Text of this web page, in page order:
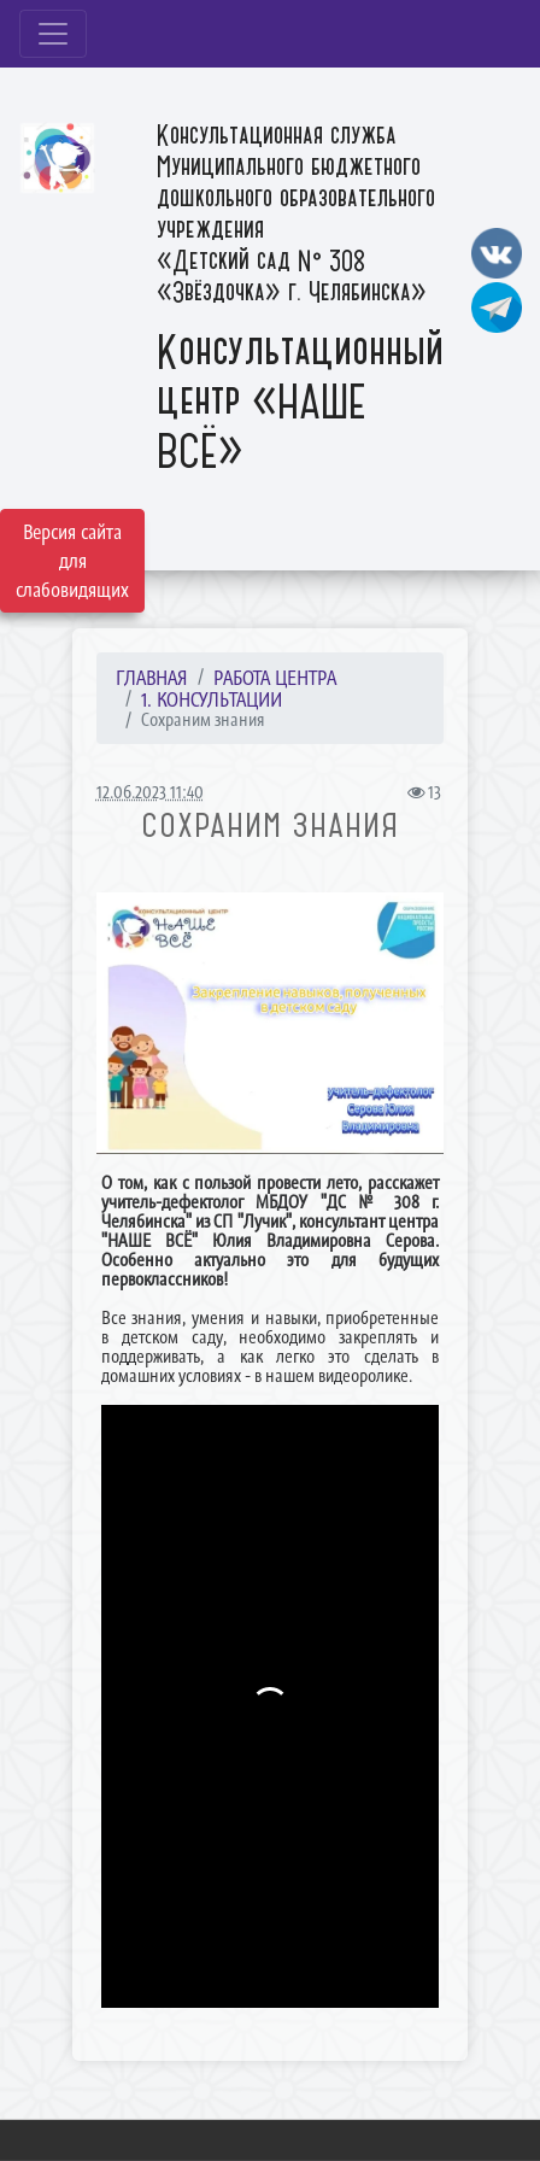
Версия сайта
для
слабовидящих
Консультационная служба
Муниципального бюджетного
дошкольного образовательного
учреждения
«Детский сад № 308
«Звёздочка» г. Челябинска»
Консультационный
центр «НАШЕ
ВСЁ»
ГЛАВНАЯ
РАБОТА ЦЕНТРА
1. КОНСУЛЬТАЦИИ
Сохраним знания
12.06.2023 11:40 13
СОХРАНИМ ЗНАНИЯ
О том, как с пользой провести лето, расскажет
учитель-дефектолог МБДОУ "ДС № 308 г.
Челябинска" из СП "Лучик", консультант центра
"НАШЕ ВСЁ" Юлия Владимировна Серова.
Особенно актуально это для будущих
первоклассников!
Все знания, умения и навыки, приобретенные
в детском саду, необходимо закреплять и
поддерживать, а как легко это сделать в
домашних условиях - в нашем видеоролике.